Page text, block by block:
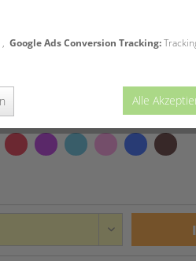
Zerkratzen mehr von Töpfen,
bis 260 ° C, kann in
limette
Google Ads Conversion Tracking:
Alle